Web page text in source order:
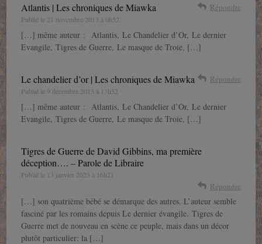
Atlantis | Les chroniques de Miawka
Publié le 21 novembre 2013 à 0h52
Répondre
[…] même auteur : Atlantis, Le Chandelier d’Or, Le dernier
Evangile, Tigres de Guerre, Le masque de Troie, […]
Le chandelier d’or | Les chroniques de Miawka
Publié le 9 décembre 2013 à 13h52
Répondre
[…] même auteur : Atlantis, Le Chandelier d’Or, Le dernier
Evangile, Tigres de Guerre, Le masque de Troie, […]
Tigres de Guerre de David Gibbins, ma première
déception…. – Parole de Libraire
Publié le 13 janvier 2023 à 16h21
Répondre
[…] son quatrième bébé se démarque des autres. L’auteur semble
fasciné par les romains depuis Le dernier évangile. Tigres de
Guerre met de nouveau en scène ce peuple, mais dans un décor
plutôt particulier: la […]